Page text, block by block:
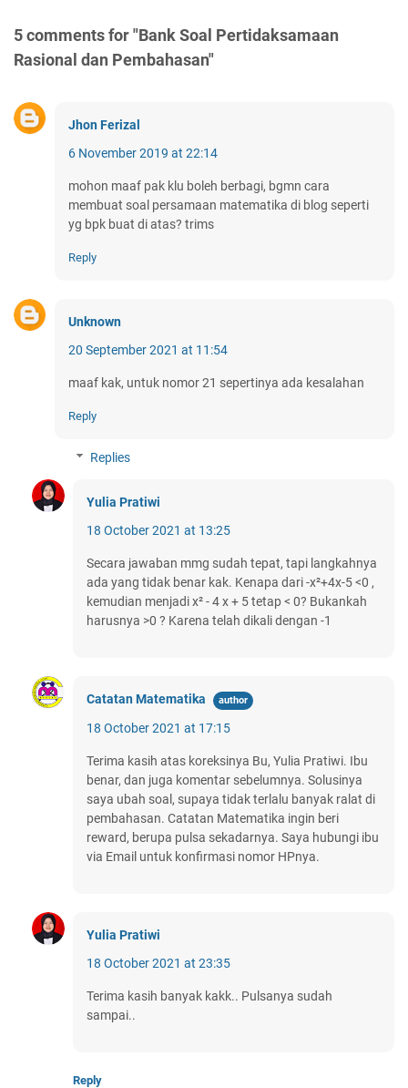
5 comments for "Bank Soal Pertidaksamaan
Rasional dan Pembahasan"
Jhon Ferizal
6 November 2019 at 22:14
mohon maaf pak klu boleh berbagi, bgmn cara
membuat soal persamaan matematika di blog seperti
yg bpk buat di atas? trims
Reply
Unknown
20 September 2021 at 11:54
maaf kak, untuk nomor 21 sepertinya ada kesalahan
Reply
Replies
Yulia Pratiwi
18 October 2021 at 13:25
Secara jawaban mmg sudah tepat, tapi langkahnya
ada yang tidak benar kak. Kenapa dari -x²+4x-5 <0 ,
kemudian menjadi x² - 4 x + 5 tetap < 0? Bukankah
harusnya >0 ? Karena telah dikali dengan -1
Catatan Matematika
18 October 2021 at 17:15
Terima kasih atas koreksinya Bu, Yulia Pratiwi. Ibu
benar, dan juga komentar sebelumnya. Solusinya
saya ubah soal, supaya tidak terlalu banyak ralat di
pembahasan. Catatan Matematika ingin beri
reward, berupa pulsa sekadarnya. Saya hubungi ibu
via Email untuk konfirmasi nomor HPnya.
Yulia Pratiwi
18 October 2021 at 23:35
Terima kasih banyak kakk.. Pulsanya sudah
sampai..
Reply